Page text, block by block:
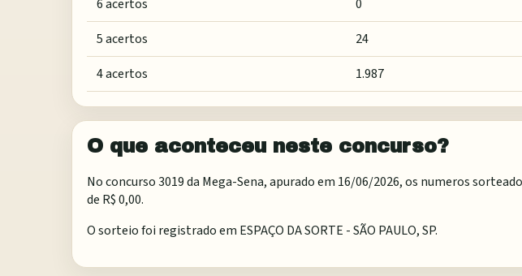
6 acertos 0
5 acertos
24
4 acertos
1.987
O que aconteceu neste concurso?
No concurso 3019 da Mega-Sena, apurado em 16/06/2026, os numeros
de R$ 0,00.
O sorteio foi registrado em ESPAÇO DA SORTE - SÃO PAULO, SP.